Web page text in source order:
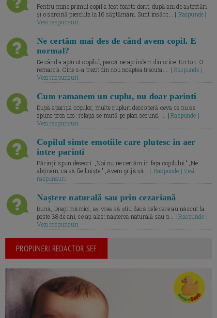
Pentru mine primul copil a fost foarte dorit, după ani de așteptări
și o sarcină pierduta la 16 săptămâni. Sunt însărc... | Raspunde |
Vezi raspunsuri
Ne certăm mai des de când avem copil. E
normal?
De când a apărut copilul, parcă ne aprindem din orice. Un ton. O
remarcă. Cine s-a trezit din nou noaptea trecuta.... |Raspunde |
Vezi raspunsuri
Cum ramanem un cuplu, nu doar parinti
După apariția copiilor, multe cupluri descoperă ceva ce nu se
spune prea des: relația se mută pe plan secund. ... |Raspunde |
Vezi raspunsuri
Copilul simte emotiile care plutesc in aer
intre parinti
Părinții spun deseori: „Noi nu ne certăm în fața copilului.” „Ne
abținem, ca să fie liniște.” „Avem grijă să... | Raspunde | Vezi
raspunsuri
Naștere naturală sau prin cezariană
Bună, Dragi mămici, aș vrea să știu dacă cele care au născut la
peste 38 de ani, ce ați ales: nașterea naturală sau p... |Raspunde |
Vezi raspunsuri
PROPUNERI REDACTOR SEF